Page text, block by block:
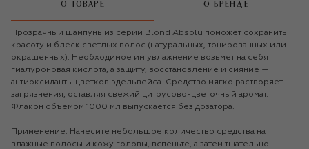
О ТОВАРЕ О БРЕНДЕ
Прозрачный шампунь из серии Blond Absolu поможет сохранить
красоту и блеск светлых волос (натуральных, тонированных или
окрашенных). Необходимое им увлажнение возьмет на себя
гиалуроновая кислота, а защиту, восстановление и сияние —
антиоксиданты цветков эдельвейса. Средство мягко растворяет
загрязнения, оставляя свежий цитрусово-цветочный аромат.
Флакон объемом 1000 мл выпускается без дозатора.
Применение: Нанесите небольшое количество средства на
влажные волосы и кожу головы, вспеньте, а затем тщательно